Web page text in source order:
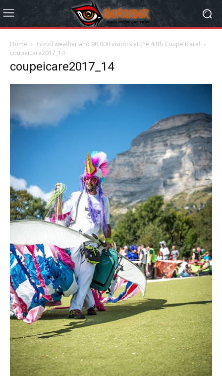
Home
Good weather and 90,000 visitors at the 44th Coupe Icare!
coupeicare2017_14
coupeicare2017_14